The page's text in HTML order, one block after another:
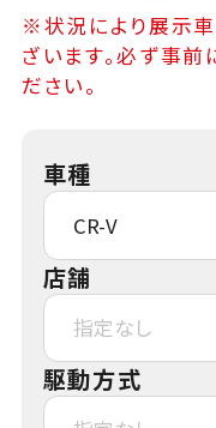
※状況により展示
ざいます。必ず事前
ださい。
車種
店舗
駆動方式